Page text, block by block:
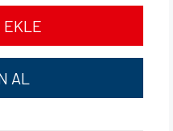
EKLE
AL